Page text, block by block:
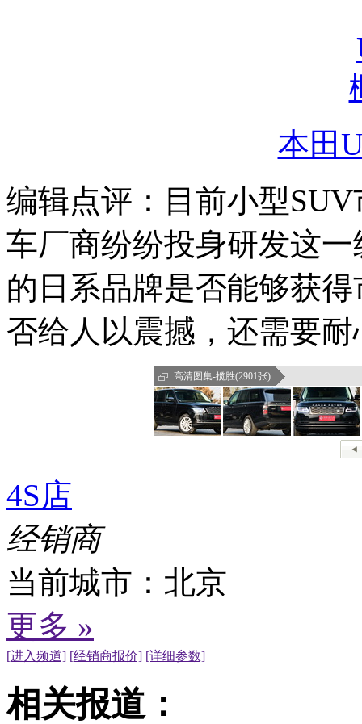
本田
编辑点评：目前小型
车厂商纷纷投身研发这
的日系品牌是否能够获
否给人以震撼，还需要
高清图集-揽胜(2901张)
4S店
经销商
当前城市： 北京
更多 »
[进入频道] [经销商报价] [详细参数]
相关报道：